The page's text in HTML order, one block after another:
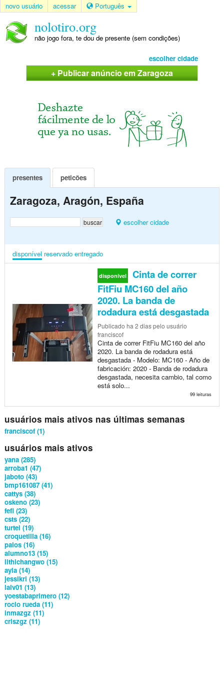
novo usuário acessar Português
nolotiro.org
não jogo fora, te dou de presente (sem condições)
escolher cidade
+ Publicar anúncio em Zaragoza
presentes peticões
Zaragoza, Aragón, España
escolher cidade
disponível reservado entregado
disponível
Cinta de correr
FitFiu MC160 del año
2020. La banda de
rodadura está desgastada
Publicado ha 2 diaspelo usuário
franciscof
Cinta de correr FitFiu MC160 del año
2020. La banda de rodadura está
desgastada - Modelo: MC160 - Año de
fabricación: 2020 - Banda de rodadura
desgastada, necesita cambio, tal como
está solo...
99 leituras
usuários mais ativos nas últimas semanas
franciscof (1)
usuários mais ativos
yana (285)
arroba1 (47)
jaboto (43)
bmp161087 (41)
cattys (38)
oskeno (23)
fefi (23)
csts (22)
turtel (19)
croquetilla (16)
palos (16)
alumno13 (15)
lithichangwo (15)
ayla (14)
jessikri (13)
lalv01 (13)
yoestabaprimero (12)
rocio rueda (11)
inmazgz (11)
criszgz (11)